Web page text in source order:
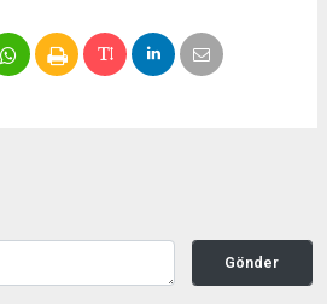
Gönder